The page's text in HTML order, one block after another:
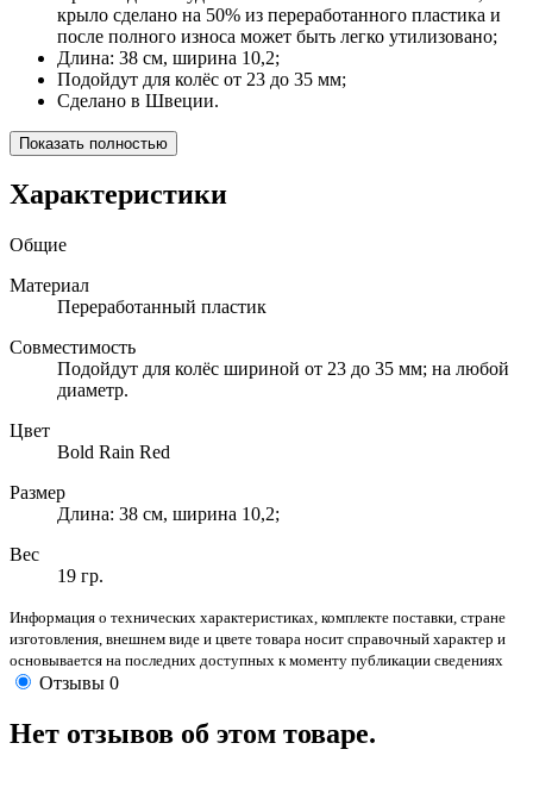
крыло сделано на 50% из переработанного пластика и
после полного износа может быть легко утилизовано;
Длина: 38 см, ширина 10,2;
Подойдут для колёс от 23 до 35 мм;
Сделано в Швеции.
Показать полностью
Характеристики
Общие
Материал
Переработанный пластик
Совместимость
Подойдут для колёс шириной от 23 до 35 мм; на любой
диаметр.
Цвет
Bold Rain Red
Размер
Длина: 38 см, ширина 10,2;
Вес
19 гр.
Информация о технических характеристиках, комплекте поставки, стране
изготовления, внешнем виде и цвете товара носит справочный характер и
основывается на последних доступных к моменту публикации сведениях
Отзывы 0
Нет отзывов об этом товаре.